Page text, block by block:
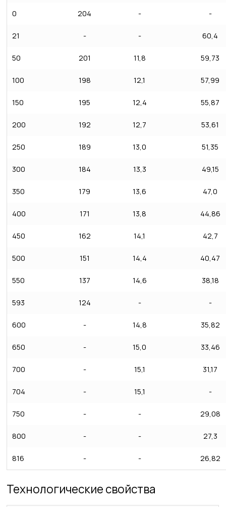
0 204 - -
21 - - 60,4
50 201 11,8 59,73
100 198 12,1 57,99
150 195 12,4 55,87
200 192 12,7 53,61
250 189 13,0 51,35
300 184 13,3 49,15
350 179 13,6 47,0
400 171 13,8 44,86
450 162 14,1 42,7
500 151 14,4 40,47
550 137 14,6 38,18
593 124 - -
600 - 14,8 35,82
650 - 15,0 33,46
700 - 15,1 31,17
704 - 15,1 -
750 - - 29,08
800 - - 27,3
816 - - 26,82
Технологические свойства